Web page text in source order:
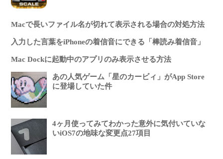
Macで長いファイル名が切れて表示される場合の対処方法
入力した言葉をiPhoneの着信音にできる「棒読み着信音」
Mac Dockに起動中のアプリのみ表示させる方法
あの人気ゲーム「星のカービィ」がApp Store
に登場していた件
4ヶ月使ってみてわかった意外に気付いていな
いiOS7の地味な変更点27項目